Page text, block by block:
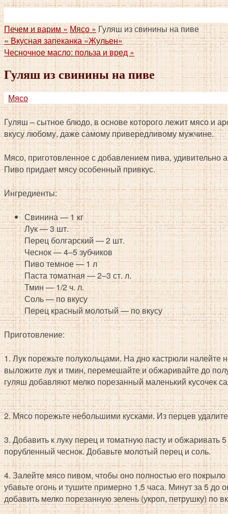
Печем и варим » Мясо »Гуляш из свинины на пиве
«Вкусная запеканка «Жульен»
Чесночное масло: польза и вред»
Гуляш из свинины на пиве
Мясо
Гуляш – сытное блюдо, в основе которого лежит мясо и
вкусу любому, даже самомупривередливому мужчине.
Мясо, приготовленное с добавлением пива, удивительно
Пиво придает мясу особенный привкус.
Ингредиенты:
Свинина — 1 кг
Лук — 3 шт.
Перец болгарский — 2 шт.
Чеснок — 4–5 зубчиков
Пиво темное — 1 л
Паста томатная — 2–3 ст. л.
Тмин — 1/2 ч. л.
Соль — по вкусу
Перец красный молотый — по вкусу
Приготовление:
1. Лук порежьте полукольцами. На дно кастрюли налейте
выложите лук и тмин, перемешайте и обжаривайте до
гуляш добавляют мелко порезанный маленький кусочек
2. Мясо порежьте небольшими кусками. Из перцев
3. Добавить к луку перец и томатную пасту и
порубленный чеснок. Добавьте молотый перец и соль.
4. Залейте мясо пивом, чтобы оно полностью его
убавьте огонь и тушите примерно 1,5 часа. Минут за 5 до
добавить мелко порезанную зелень (укроп, петрушку) по